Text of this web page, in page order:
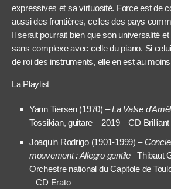
expressives et sa virtuosité. Force est de
aussi des frontières, celles des pays
Il serait pourrait bien que son universalité
sans complexe avec celle du piano. Si
de roi des instruments, elle en est au
La Playlist
Yann Tiersen (1970) –La Valse
Tossikian, guitare – 2019 – CD
Joaquin Rodrigo (1901-1999) –
mouvement :Allegro gentile– Thibaut
Orchestre national du Capitole de
– CD Erato